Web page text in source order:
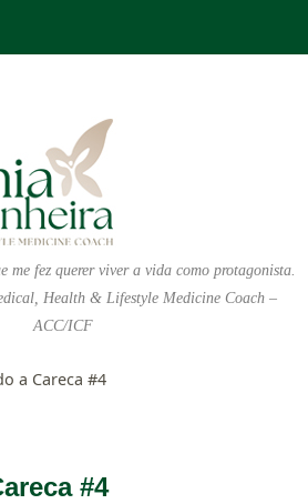
me fez querer viver a vida como protagonista.
Health & Lifestyle Medicine Coach –
ACC/ICF
a Careca #4
#4